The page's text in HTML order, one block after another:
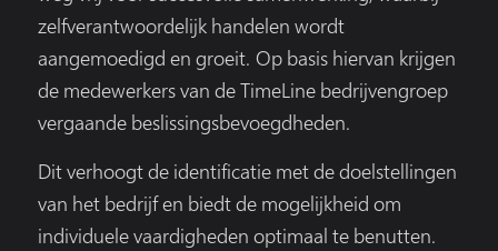
zelfverantwoordelijk handelen wordt
aangemoedigd en groeit. Op basis hiervan krijgen
de medewerkers van de TimeLine bedrijvengroep
vergaande beslissingsbevoegdheden.
Dit verhoogt de identificatie met de doelstellingen
van het bedrijf en biedt de mogelijkheid om
individuele vaardigheden optimaal te benutten.